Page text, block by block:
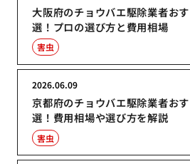
大阪府のチョウバエ駆除業者お
選！プロの選び方と費用相場
害虫
京都府のチョウバエ駆除業者お
選！費用相場や選び方を解説
2026.06.09
害虫